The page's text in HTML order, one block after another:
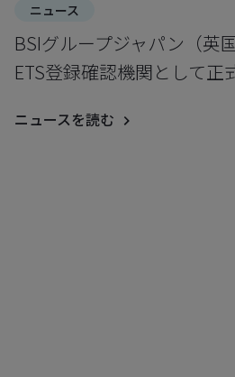
ニュース
BSIグループジャパン（英
ETS登録確認機関として
ニュースを読む